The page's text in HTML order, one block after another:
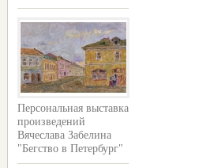
Персональная выставка
произведений
Вячеслава Забелина
"Бегство в Петербург"